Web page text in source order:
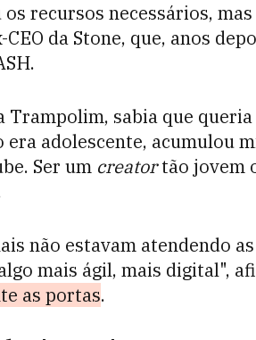
os recursos necessários,
da Stone, que, anos
Trampolim, sabia que
era adolescente, acumulou
Ser um creatortão jovem
não estavam atendendo
mais ágil, mais digital",
as portas.